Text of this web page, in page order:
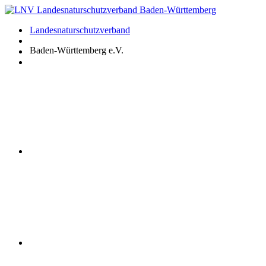
Zum
springenLandesnaturschutzverband
Baden-Württemberg e.V.